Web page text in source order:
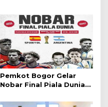
Pemkot Bogor Gelar
Nobar Final Piala Dunia